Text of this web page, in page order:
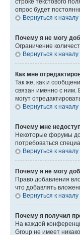
строке текстового
опрос будет
Вернуться к началу
Почему я не могу
Ограничение
Вернуться к началу
Как мне
Так же, как и
связан именно с ним.
могут
Вернуться к началу
Почему мне
Некоторые форумы
потребоваться
Вернуться к началу
Почему я не могу
Право добавления
что добавлять
Вернуться к началу
Почему я получил
На каждой
Group не имеет